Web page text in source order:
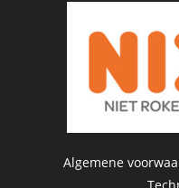
Algemene